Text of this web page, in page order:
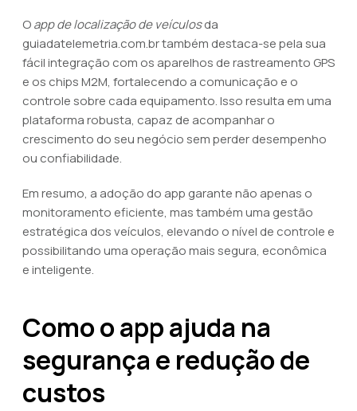
Oapp de localização de veículosda
guiadatelemetria.com.br também destaca-se pela sua
fácil integração com os aparelhos de rastreamento GPS
e os chips M2M, fortalecendo a comunicação e o
controle sobre cada equipamento. Isso resulta em uma
plataforma robusta, capaz de acompanhar o
crescimento do seu negócio sem perder desempenho
ou confiabilidade.
Em resumo, a adoção do app garante não apenas o
monitoramento eficiente, mas também uma gestão
estratégica dos veículos, elevando o nível de controle e
possibilitando uma operação mais segura, econômica
e inteligente.
Como o app ajuda na
segurança e redução de
custos